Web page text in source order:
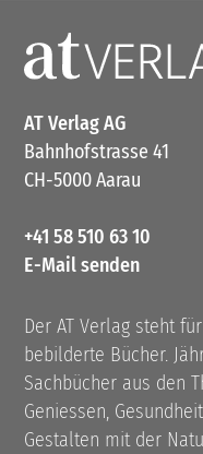
AT Verlag AG
Bahnhofstrasse 41
CH-5000 Aarau
+41 58 510 63 10
E-Mail senden
Der AT Verlag steht
bebilderte Bücher.
Sachbücher aus den
Geniessen,
Gestalten mit der